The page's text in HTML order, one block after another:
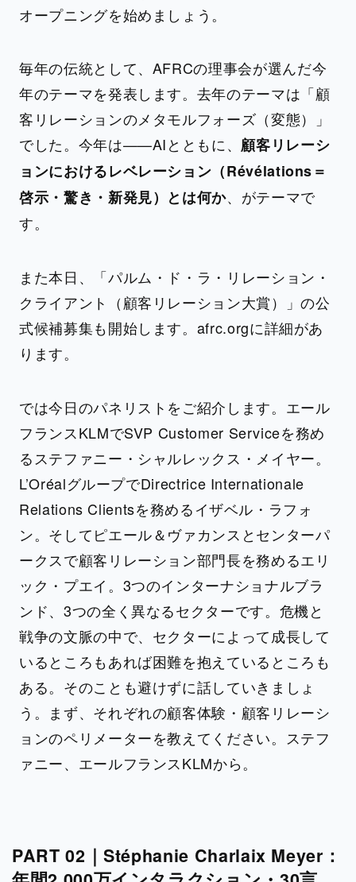
オープニングを始めましょう。
毎年の伝統として、AFRCの理事会が選んだ今
年のテーマを発表します。去年のテーマは「顧
客リレーションのメタモルフォーズ（変態）」
でした。今年は——AIとともに、 顧客リレーシ
ョンにおけるレベレーション（Révélations＝
啓示・驚き・新発見）とは何か、がテーマで
す。
また本日、「パルム・ド・ラ・リレーション・
クライアント（顧客リレーション大賞）」の公
式候補募集も開始します。afrc.orgに詳細があ
ります。
では今日のパネリストをご紹介します。エール
フランスKLMでSVP Customer Serviceを務め
るステファニー・シャルレックス・メイヤー。
L’OréalグループでDirectrice Internationale
Relations Clientsを務めるイザベル・ラフォ
ン。そしてピエール＆ヴァカンスとセンターパ
ークスで顧客リレーション部門長を務めるエリ
ック・プエイ。3つのインターナショナルブラ
ンド、3つの全く異なるセクターです。危機と
戦争の文脈の中で、セクターによって成長して
いるところもあれば困難を抱えているところも
ある。そのことも避けずに話していきましょ
う。まず、それぞれの顧客体験・顧客リレーシ
ョンのペリメーターを教えてください。ステフ
ァニー、エールフランスKLMから。
PART 02｜Stéphanie Charlaix Meyer：